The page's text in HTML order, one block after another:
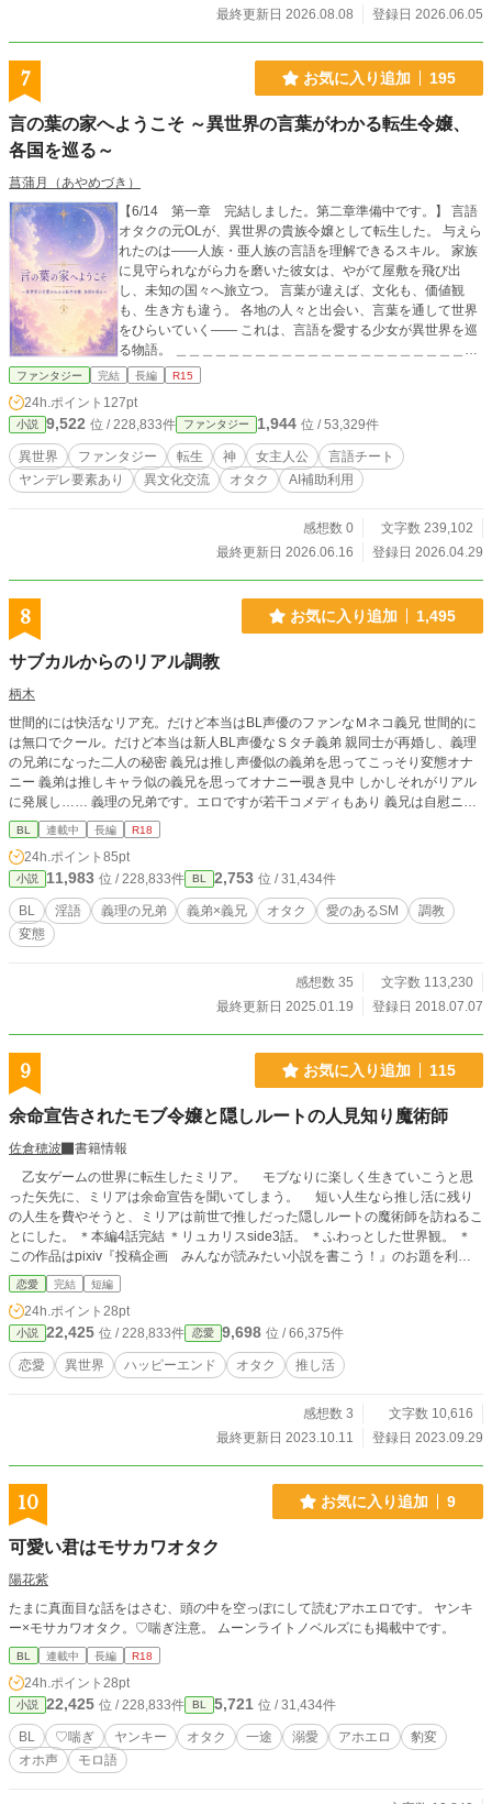
抗争に巻き込まれたり。 しかも何故か聖霊族や堕天使、神様
んな依頼、テキトーにこなしてやる。 俺様は修羅だ。そんな
故なら俺様の本来の目的は、修羅界の統一だからだ。 ……っ
お犬様じゃねーだろ、危険な野良犬！ 寝ながらの攻撃っ
て、ホントは強くねぇ？
最終更新日 2026.08.08 登録日 2026.06.05
7 お気に入り追加 195
言の葉の家へようこそ ～異世界の言葉がわかる転生令嬢、
各国を巡る～
菖蒲月（あやめづき）
【6/14 第一章 完結しました。第二章準備中です。】 言語
オタクの元OLが、異世界の貴族令嬢として転生した。 与えら
れたのは――人族・亜人族の言語を理解できるスキル。 家族
に見守られながら力を磨いた彼女は、やがて屋敷を飛び出
し、未知の国々へ旅立つ。 言葉が違えば、文化も、価値観
も、生き方も違う。 各地の人々と出会い、言葉を通して世界
をひらいていく―― これは、言語を愛する少女が異世界を巡
る物語。 ＿＿＿＿＿＿＿＿＿＿＿＿＿＿＿＿＿＿＿＿＿＿＿
＿＿＿＿＿＿ 「小説家になろう」にて掲載中です。 「小説家
＿＿＿＿＿＿＿＿＿＿＿＿＿＿＿＿＿＿＿＿＿＿ ■作中に出
てくる言語や文化・習慣等は全て架空のものです。 ■設定が
甘い部分はあるかと思いますが、創作上のものとしてお考え
頂ければ幸いです。 ■AIの使用は、補助利用のみです。（ア
イディアや設定の深掘りのための壁打ちや、表紙画像などの
ファンタジー 完結 長編 R15
24h.ポイント 127pt
小説 9,522 位 / 228,833件 ファンタジー 1,944 位 / 53,329件
異世界 ファンタジー 転生 神 女主人公
言語チート
ヤンデレ要素あり
異文化交流 オタク AI補助利用
感想数 0
文字数 239,102
最終更新日 2026.06.16
登録日 2026.04.29
8 お気に入り追加 1,495
サブカルからのリアル調教
柄木
世間的には快活なリア充。だけど本当はBL声優のファンなＭネコ義兄 世間的に
は無口でクール。だけど本当は新人BL声優なＳタチ義弟 親同士が再婚し、義理
の兄弟になった二人の秘密 義兄は推し声優似の義弟を思ってこっそり変態オナ
ニー 義弟は推しキャラ似の義兄を思ってオナニー覗き見中 しかしそれがリアル
に発展し…… 義理の兄弟です。エロですが若干コメディもあり 義兄は自慰ニス
ト、義弟は家庭内ストーカーの、愛のあるSMです あと義弟はオタクです 1000
～1500文字くらいで連載 ※淫語、直接表現、道具オナニー、道具責め、言葉責
め、コスプレ、メス豚呼び、野外調教などを含みます。 苦手な方はご注意
BL 連載中 長編 R18
24h.ポイント 85pt
小説 11,983 位 / 228,833件 BL 2,753 位 / 31,434件
BL 淫語 義理の兄弟 義弟×義兄 オタク 愛のあるSM
調教
変態
感想数 35
文字数 113,230
最終更新日 2025.01.19
登録日 2018.07.07
9 お気に入り追加 115
余命宣告されたモブ令嬢と隠しルートの人見知り魔術師
佐倉穂波
書籍情報
乙女ゲームの世界に転生したミリア。 モブなりに楽しく生きていこうと思
った矢先に、ミリアは余命宣告を聞いてしまう。 短い人生なら推し活に残り
の人生を費やそうと、ミリアは前世で推しだった隠しルートの魔術師を訪ねるこ
とにした。 ＊本編4話完結 ＊リュカリスside3話。 ＊ふわっとした世界観。 ＊
この作品はpixiv『投稿企画 みんなが読みたい小説を書こう！』のお題を利用
し創作したものです。 https://www.pixiv.net/novel/contest/yomitainovel
恋愛 完結 短編
24h.ポイント 28pt
小説 22,425 位 / 228,833件 恋愛 9,698 位 / 66,375件
恋愛 異世界 ハッピーエンド オタク 推し活
感想数 3
文字数 10,616
最終更新日 2023.10.11
登録日 2023.09.29
10 お気に入り追加 9
可愛い君はモサカワオタク
陽花紫
たまに真面目な話をはさむ、頭の中を空っぽにして読むアホエロです。 ヤンキ
ー×モサカワオタク。♡喘ぎ注意。 ムーンライトノベルズにも掲載中です。
BL 連載中 長編 R18
24h.ポイント 28pt
小説 22,425 位 / 228,833件 BL 5,721 位 / 31,434件
BL ♡喘ぎ ヤンキー オタク 一途 溺愛 アホエロ
豹変
オホ声
モロ語